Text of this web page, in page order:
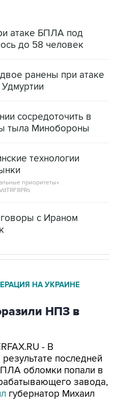
атаке БПЛА под
до 58 человек
ранены при атаке
сосредоточить в
тыла Минобороны
технологии
приоритеты».
с Ираном
НА УКРАИНЕ
НПЗ в
- В
последней
обломки попали в
завода,
губернатор Михаил